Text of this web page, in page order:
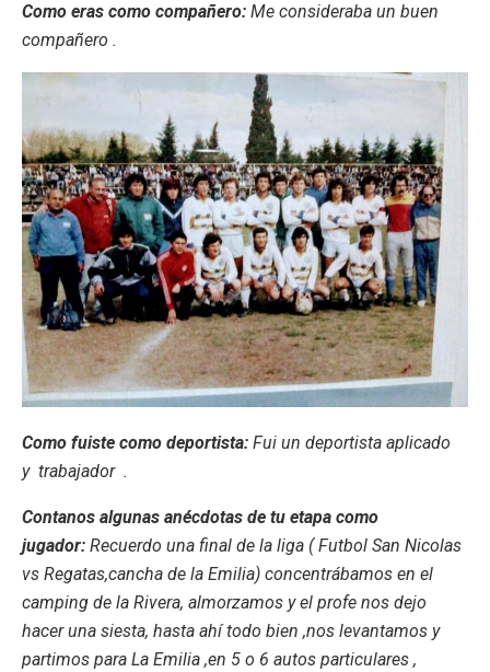
Como eras como compañero: Me consideraba un buen
compañero .
Como fuiste como deportista: Fui un deportista aplicado
y trabajador .
Contanos algunas anécdotas de tu etapa como
jugador: Recuerdo una final de la liga ( Futbol San Nicolas
vs Regatas,cancha de la Emilia) concentrábamos en el
camping de la Rivera, almorzamos y el profe nos dejo
hacer una siesta, hasta ahí todo bien ,nos levantamos y
partimos para La Emilia ,en 5 o 6 autos particulares ,